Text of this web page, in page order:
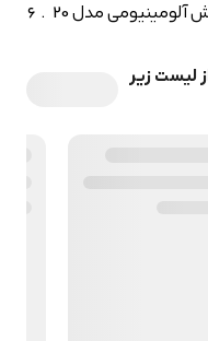
لیست زیر